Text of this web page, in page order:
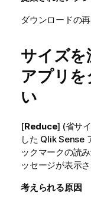
ダウンロードの再
サイズを
アプリ
い
[Reduce] (省サ
した Qlik Sense
ックマークの読
ッセージが表示さ
考えられる原因